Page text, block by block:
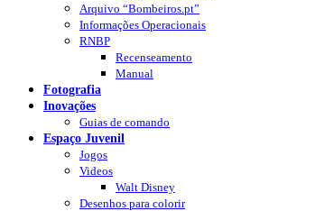
Arquivo “Bombeiros.pt”
Informações Operacionais
RNBP
Recenseamento
Manual
Fotografia
Inovações
Guias de comando
Espaço Juvenil
Jogos
Videos
Walt Disney
Desenhos para colorir